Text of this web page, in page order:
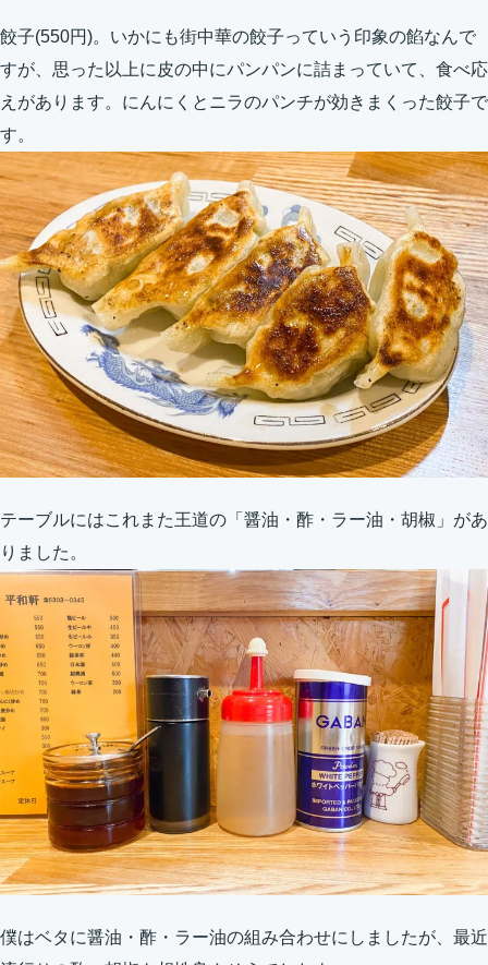
餃子(550円)。いかにも街中華の餃子っていう印象の餡なんで
すが、思った以上に皮の中にパンパンに詰まっていて、食べ応
えがあります。にんにくとニラのパンチが効きまくった餃子で
す。
テーブルにはこれまた王道の「醤油・酢・ラー油・胡椒」があ
りました。
僕はベタに醤油・酢・ラー油の組み合わせにしましたが、最近